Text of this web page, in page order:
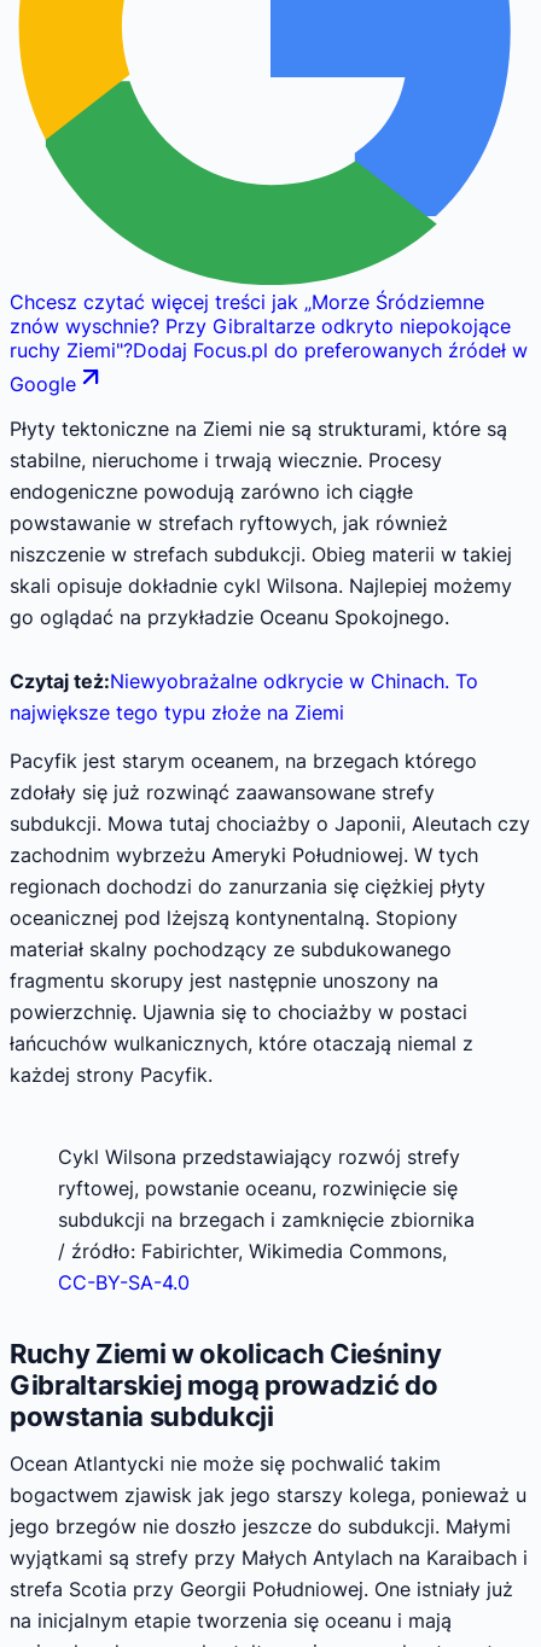
Chcesz czytać więcej treści jak „Morze Śródziemne
znów wyschnie? Przy Gibraltarze odkryto niepokojące
ruchy Ziemi"?Dodaj Focus.pl do preferowanych źródeł w
Google
Płyty tektoniczne na Ziemi nie są strukturami, które są
stabilne, nieruchome i trwają wiecznie. Procesy
endogeniczne powodują zarówno ich ciągłe
powstawanie w strefach ryftowych, jak również
niszczenie w strefach subdukcji. Obieg materii w takiej
skali opisuje dokładnie cykl Wilsona. Najlepiej możemy
go oglądać na przykładzie Oceanu Spokojnego.
Czytaj też:Niewyobrażalne odkrycie w Chinach. To
największe tego typu złoże na Ziemi
Pacyfik jest starym oceanem, na brzegach którego
zdołały się już rozwinąć zaawansowane strefy
subdukcji. Mowa tutaj chociażby o Japonii, Aleutach czy
zachodnim wybrzeżu Ameryki Południowej. W tych
regionach dochodzi do zanurzania się ciężkiej płyty
oceanicznej pod lżejszą kontynentalną. Stopiony
materiał skalny pochodzący ze subdukowanego
fragmentu skorupy jest następnie unoszony na
powierzchnię. Ujawnia się to chociażby w postaci
łańcuchów wulkanicznych, które otaczają niemal z
każdej strony Pacyfik.
Cykl Wilsona przedstawiający rozwój strefy
ryftowej, powstanie oceanu, rozwinięcie się
subdukcji na brzegach i zamknięcie zbiornika
/ źródło: Fabirichter, Wikimedia Commons,
CC-BY-SA-4.0
Ruchy Ziemi w okolicach Cieśniny
Gibraltarskiej mogą prowadzić do
powstania subdukcji
Ocean Atlantycki nie może się pochwalić takim
bogactwem zjawisk jak jego starszy kolega, ponieważ u
jego brzegów nie doszło jeszcze do subdukcji. Małymi
wyjątkami są strefy przy Małych Antylach na Karaibach i
strefa Scotia przy Georgii Południowej. One istniały już
na inicjalnym etapie tworzenia się oceanu i mają